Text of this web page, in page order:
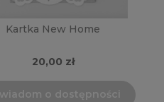
Kartka New Home
20,00 zł
o dostępności